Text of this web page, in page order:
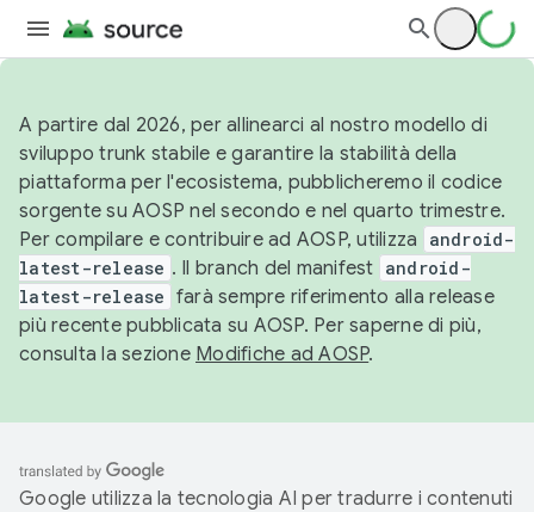
A partire dal 2026, per allinearci al nostro modello di
sviluppo trunk stabile e garantire la stabilità della
piattaforma per l'ecosistema, pubblicheremo il codice
sorgente su AOSP nel secondo e nel quarto trimestre.
Per compilare e contribuire ad AOSP, utilizza
android-
latest-release . Il branch del manifest android-
latest-release farà sempre riferimento alla release
più recente pubblicata su AOSP. Per saperne di più,
consulta la sezione Modifiche ad AOSP.
Google utilizza la tecnologia AI per tradurre i contenuti